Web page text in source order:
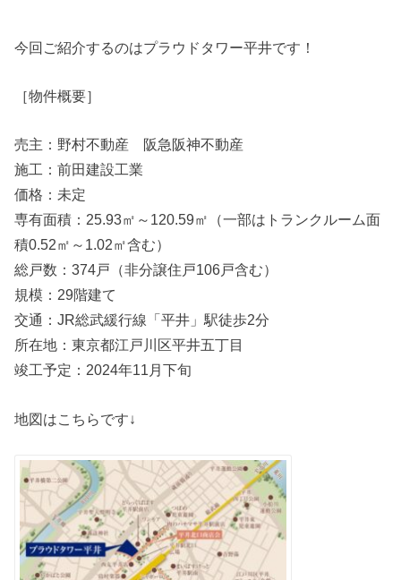
今回ご紹介するのはプラウドタワー平井です！
［物件概要］
売主：野村不動産 阪急阪神不動産
施工：前田建設工業
価格：未定
専有面積：25.93㎡～120.59㎡（一部はトランクルーム面
積0.52㎡～1.02㎡含む）
総戸数：374戸（非分譲住戸106戸含む）
規模：29階建て
交通：JR総武緩行線「平井」駅徒歩2分
所在地：東京都江戸川区平井五丁目
竣工予定：2024年11月下旬
地図はこちらです↓